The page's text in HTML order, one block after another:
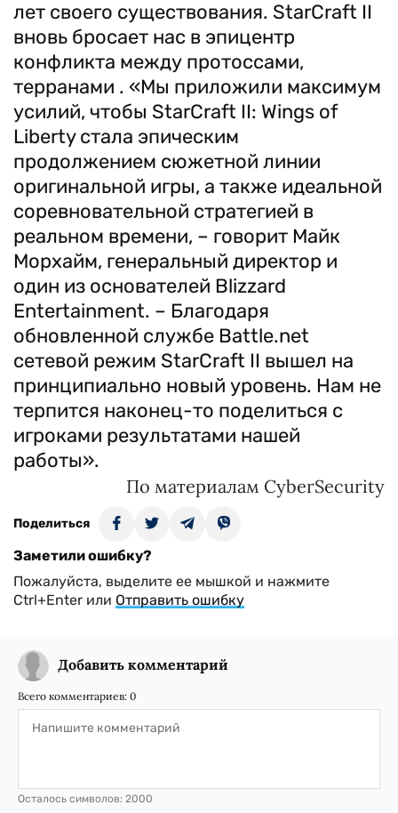
лет своего существования. StarCraft II
вновь бросает нас в эпицентр
конфликта между протоссами,
терранами . «Мы приложили максимум
усилий, чтобы StarCraft II: Wings of
Liberty стала эпическим
продолжением сюжетной линии
оригинальной игры, а также идеальной
соревновательной стратегией в
реальном времени, – говорит Майк
Морхайм, генеральный директор и
один из основателей Blizzard
Entertainment. – Благодаря
обновленной службе Battle.net
сетевой режим StarCraft II вышел на
принципиально новый уровень. Нам не
терпится наконец-то поделиться с
игроками результатами нашей
работы».
По материалам CyberSecurity
Поделиться
Заметили ошибку?
Пожалуйста, выделите ее мышкой и нажмите
Ctrl+Enter или Отправить ошибку
Добавить комментарий
Всего комментариев: 0
Осталось символов: 2000